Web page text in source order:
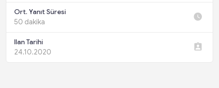
Ort. Yanıt Süresi
50 dakika
Ilan Tarihi
24.10.2020